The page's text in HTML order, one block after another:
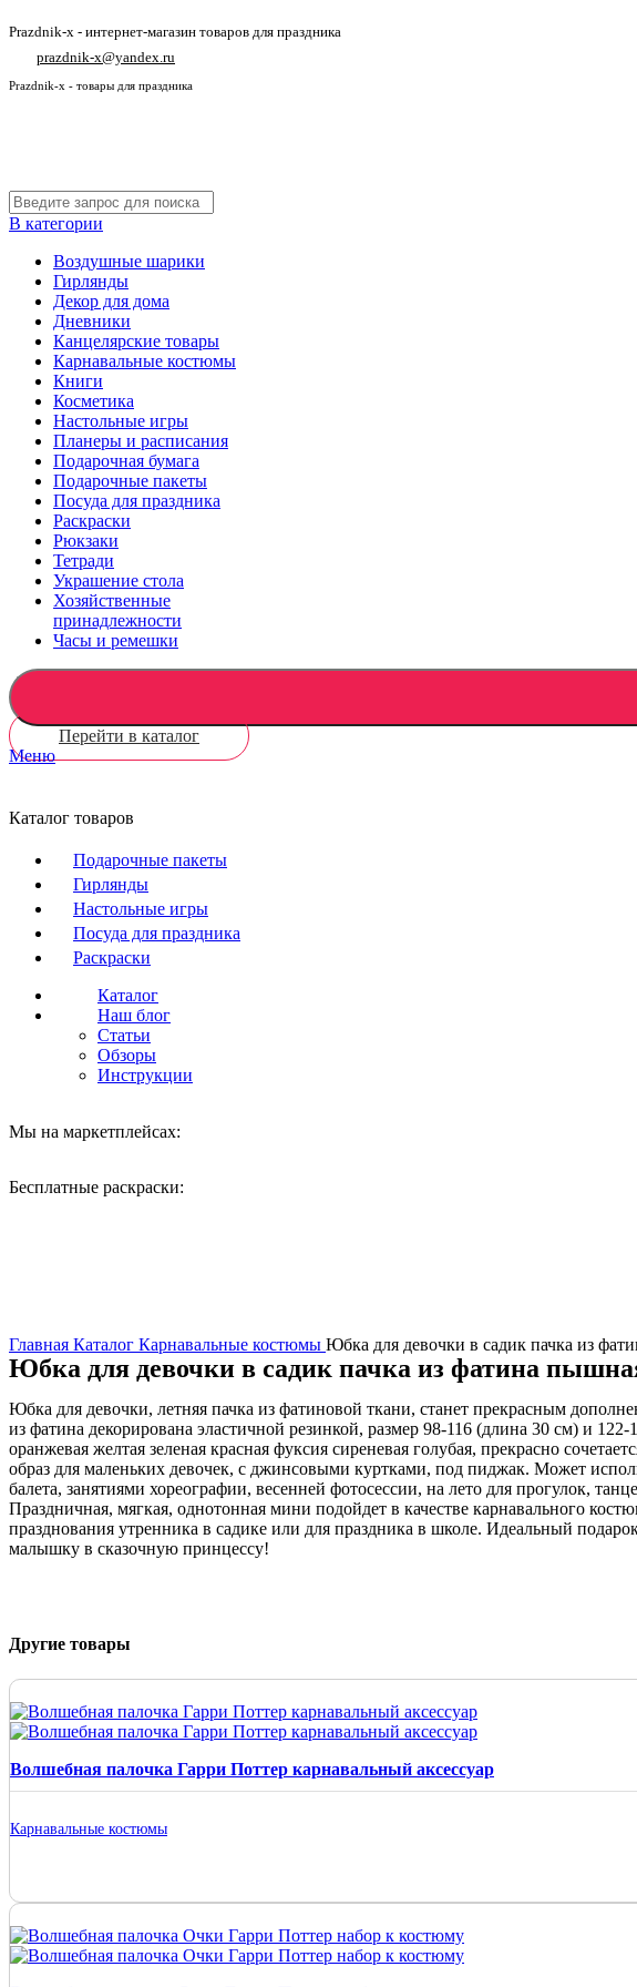
Prazdnik-x - интернет-магазин товаров для праздника
prazdnik-x@yandex.ru
Prazdnik-x - товары для праздника
В категории
Воздушные шарики
Гирлянды
Декор для дома
Дневники
Канцелярские товары
Карнавальные костюмы
Книги
Косметика
Настольные игры
Планеры и расписания
Подарочная бумага
Подарочные пакеты
Посуда для праздника
Раскраски
Рюкзаки
Тетради
Украшение стола
Хозяйственные
принадлежности
Часы и ремешки
Перейти в каталог
Меню
Каталог товаров
Подарочные пакеты
Гирлянды
Настольные игры
Посуда для праздника
Раскраски
Каталог
Наш блог
Статьи
Обзоры
Инструкции
Мы на маркетплейсах:
Бесплатные раскраски:
Главная Каталог Карнавальные костюмы Юбка для девочки в садик пачка из
Юбка для девочки в садик пачка из фатина
Юбка для девочки, летняя пачка из фатиновой ткани, станет прекрасным
из фатина декорирована эластичной резинкой, размер 98-116 (длина 30 см) и
оранжевая желтая зеленая красная фуксия сиреневая голубая, прекрасно
образ для маленьких девочек, с джинсовыми куртками, под пиджак. Может
балета, занятиями хореографии, весенней фотосессии, на лето для прогулок,
Праздничная, мягкая, однотонная мини подойдет в качестве карнавального
празднования утренника в садике или для праздника в школе. Идеальный
малышку в сказочную принцессу!
Другие товары
Волшебная палочка Гарри Поттер карнавальный аксессуар
Карнавальные костюмы